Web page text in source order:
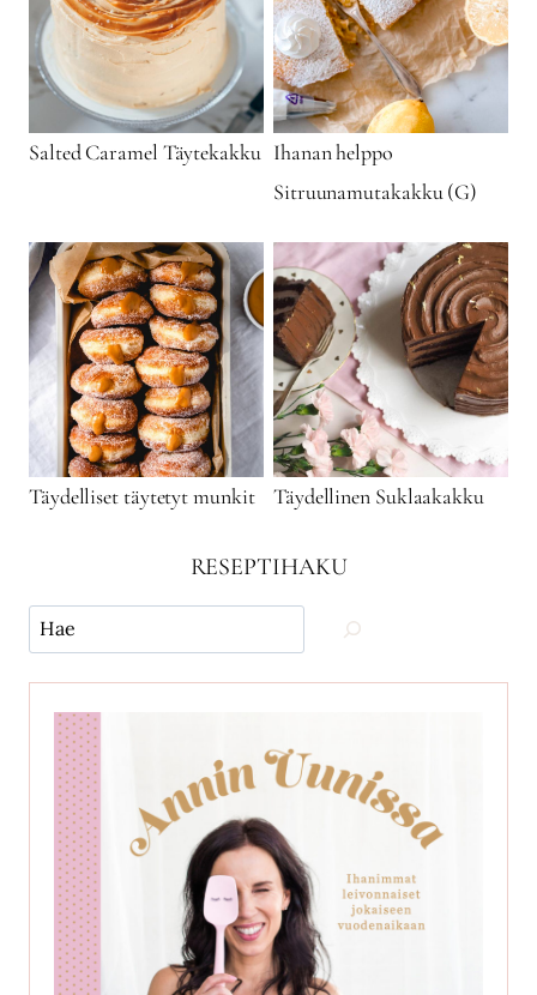
Salted Caramel Täytekakku Ihanan helppo
Sitruunamutakakku (G)
Täydelliset täytetyt munkit Täydellinen Suklaakakku
RESEPTIHAKU
Käytä
hakua
ja
etsi
reseptejä